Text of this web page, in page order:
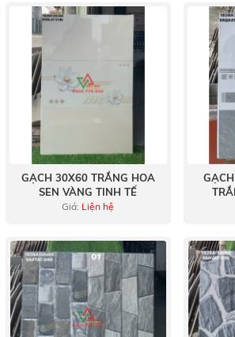
GẠCH 30X60 TRẮNG HOA
SEN VÀNG TINH TẾ
Giá: Liện hệ